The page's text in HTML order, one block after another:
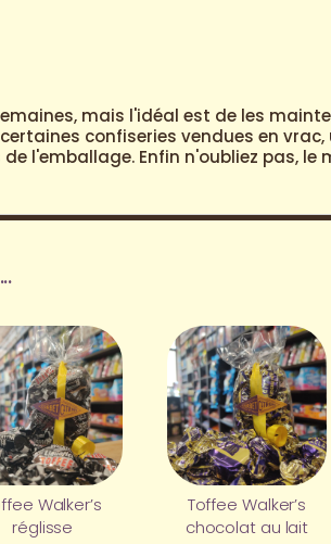
mais l'idéal est de les
certaines confiseries vendues en vrac,
l'emballage. Enfin n'oubliez pas, le
Walker’s
réglisse
Toffee Walker’s
chocolat au lait